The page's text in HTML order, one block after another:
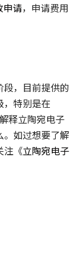
申请，申请费用
，目前提供的
，特别是在
释立陶宛电子
。如过想要了解
注《立陶宛电子